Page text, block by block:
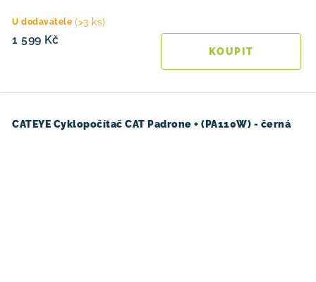
U dodavatele (>3 ks)
1 599 Kč
CATEYE Cyklopočítač CAT Padrone + (PA110W) - černá